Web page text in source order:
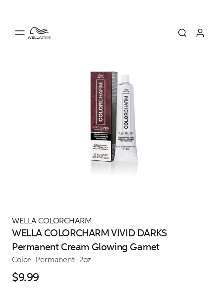
WELLA COLORCHARM
WELLA COLORCHARM VIVID DARKS
Permanent Cream Glowing Garnet
Color Permanent 2oz
$9.99